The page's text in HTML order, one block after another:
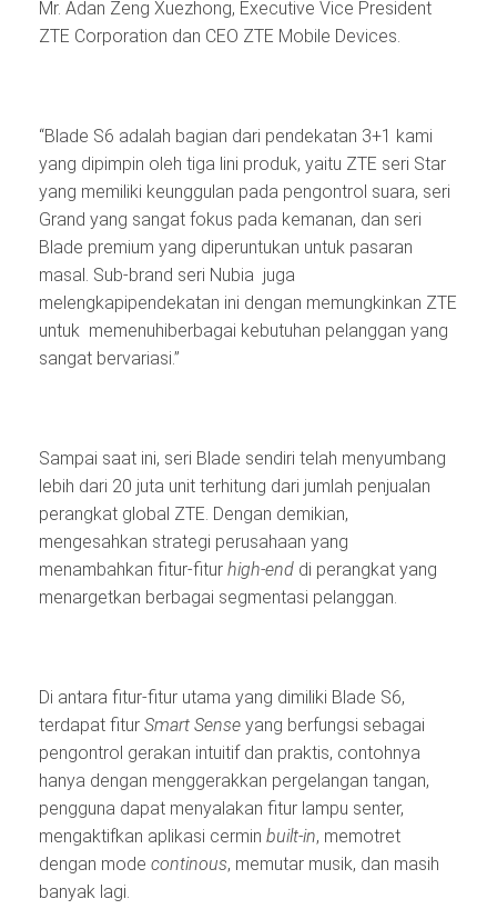
Mr. Adan Zeng Xuezhong, Executive Vice President
ZTE Corporation dan CEO ZTE Mobile Devices.
“Blade S6 adalah bagian dari pendekatan 3+1 kami
yang dipimpin oleh tiga lini produk, yaitu ZTE seri Star
yang memiliki keunggulan pada pengontrol suara, seri
Grand yang sangat fokus pada kemanan, dan seri
Blade premium yang diperuntukan untuk pasaran
masal. Sub-brand seri Nubia juga
melengkapipendekatan ini dengan memungkinkan ZTE
untuk memenuhiberbagai kebutuhan pelanggan yang
sangat bervariasi.”
Sampai saat ini, seri Blade sendiri telah menyumbang
lebih dari 20 juta unit terhitung dari jumlah penjualan
perangkat global ZTE. Dengan demikian,
mengesahkan strategi perusahaan yang
menambahkan fitur-fitur high-end di perangkat yang
menargetkan berbagai segmentasi pelanggan.
Di antara fitur-fitur utama yang dimiliki Blade S6,
terdapat fitur Smart Sense yang berfungsi sebagai
pengontrol gerakan intuitif dan praktis, contohnya
hanya dengan menggerakkan pergelangan tangan,
pengguna dapat menyalakan fitur lampu senter,
mengaktifkan aplikasi cermin built-in, memotret
dengan mode continous, memutar musik, dan masih
banyak lagi.